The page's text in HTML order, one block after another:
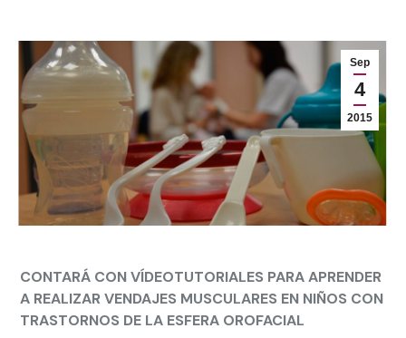
Sep
4
2015
CONTARÁ CON VÍDEOTUTORIALES PARA APRENDER
A REALIZAR VENDAJES MUSCULARES EN NIÑOS CON
TRASTORNOS DE LA ESFERA OROFACIAL